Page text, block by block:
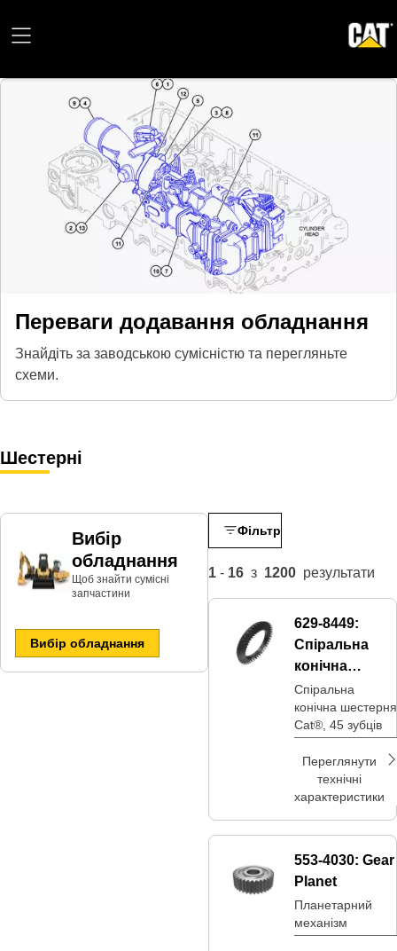
Переваги додавання обладнання
Знайдіть за заводською сумісністю та перегляньте
схеми.
Шестерні
Вибір
обладнання
Щоб знайти сумісні
запчастини​
Вибір обладнання
Фільтр
1 - 16 з 1200 результати
629-8449:
Спіральна
конічна
шестерня
Спіральна
конічна шестерня
Cat®, 45 зубців
Переглянути
технічні
характеристики
553-4030: Gear
Planet
Планетарний
механізм